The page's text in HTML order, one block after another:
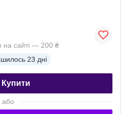
на сайті — 200 ₴
23 дні
Купити
або